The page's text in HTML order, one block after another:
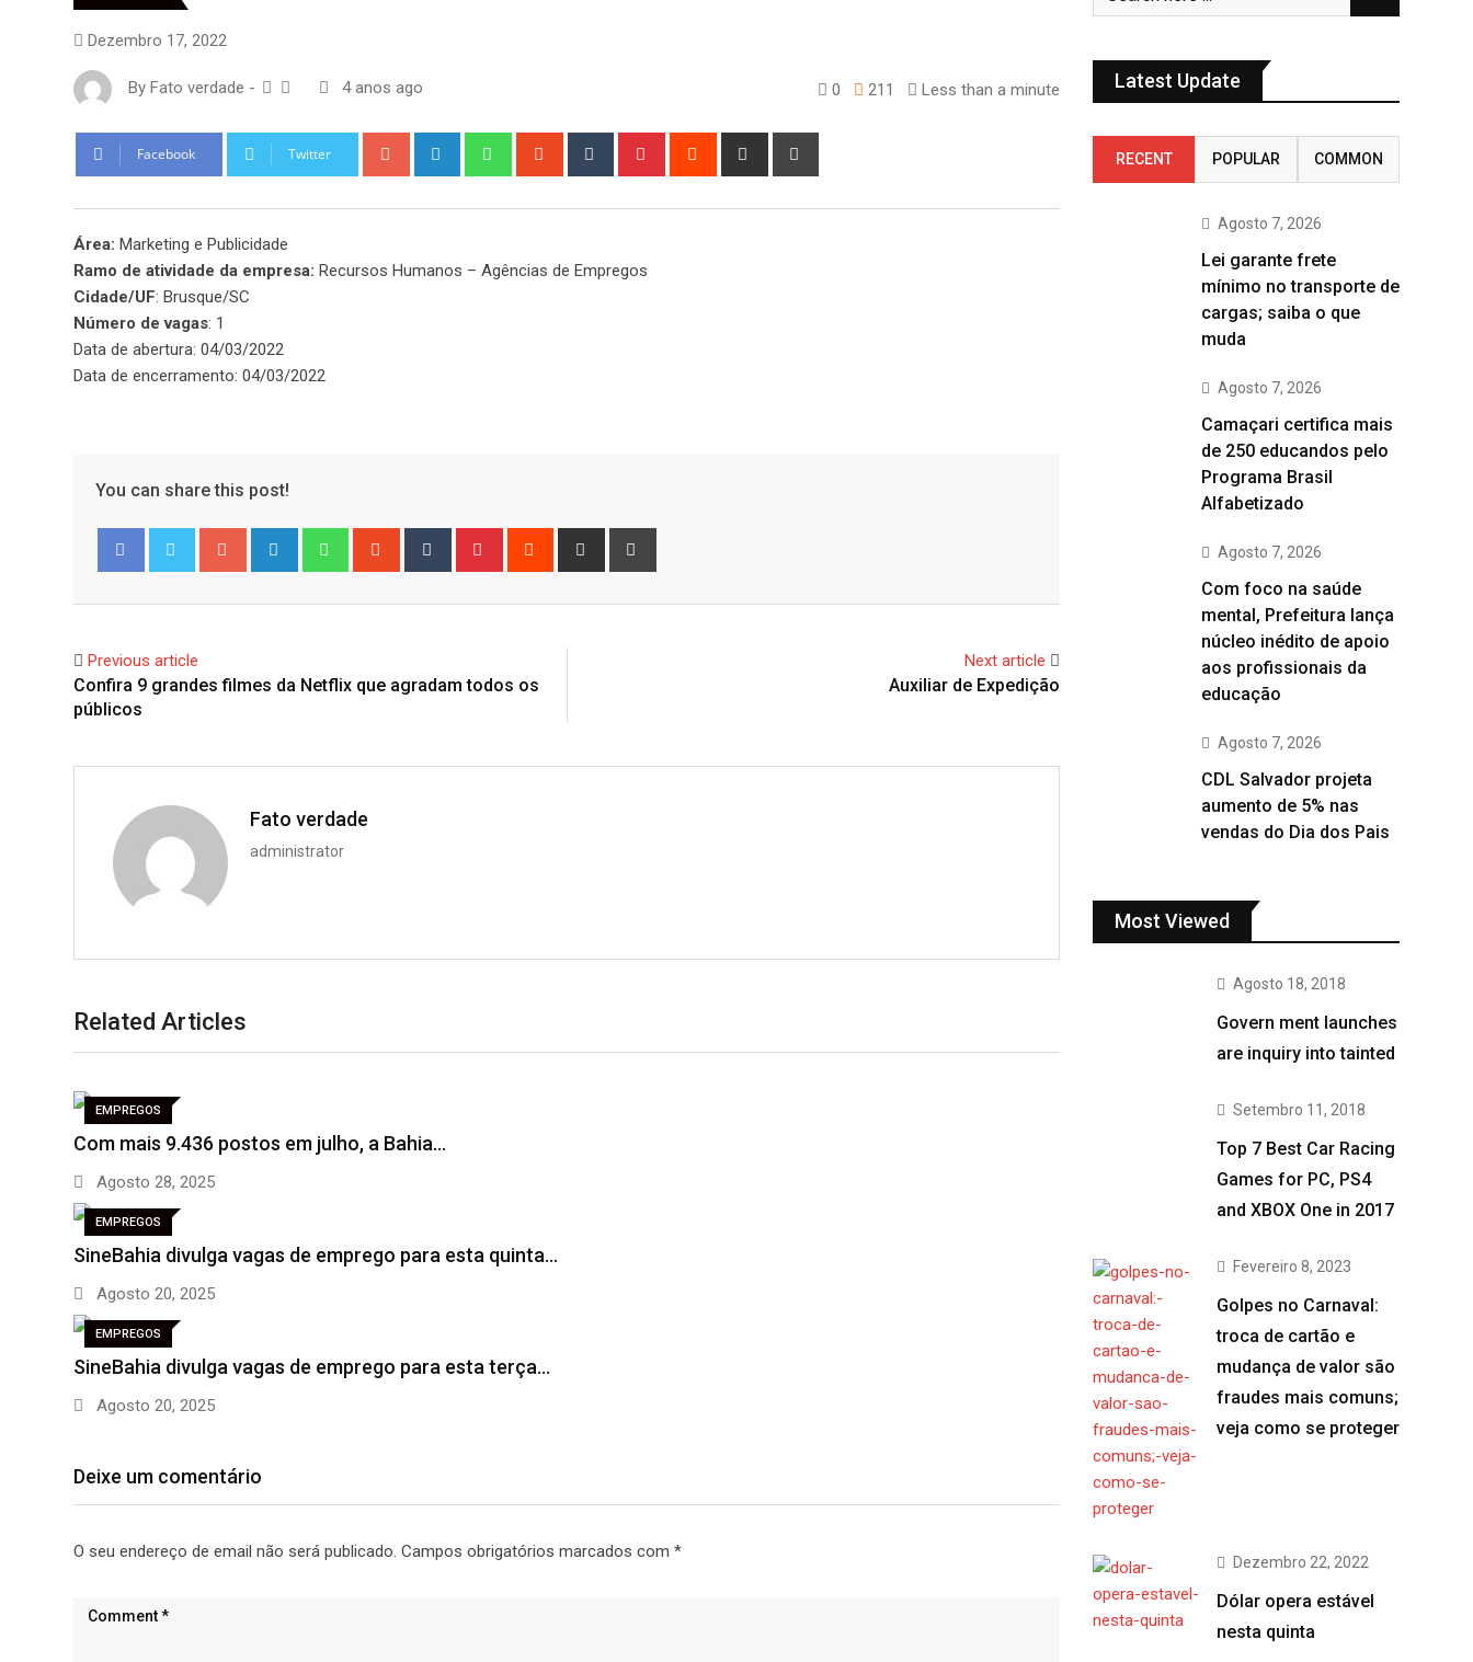
Dezembro 17, 2022
By Fato verdade - 4 anos ago 0 211 Less than a minute
Facebook Twitter Google+ LinkedIn WhatsappStumbleUpon
Tumblr Pinterest Reddit
Share
Área: Marketing e Publicidade
Ramo de atividade da empresa: Recursos Humanos – Agências de Empregos
Cidade/UF: Brusque/SC
Número de vagas: 1
Data de abertura: 04/03/2022
Data de encerramento: 04/03/2022
You can share this post!
Google+ LinkedIn WhatsappStumbleUpon
Tumblr Pinterest Reddit
Share
Previous article
Confira 9 grandes filmes da Netflix que agradam todos os
públicos
Next article
Auxiliar de Expedição
Fato verdade
administrator
Related Articles
EMPREGOS
Com mais 9.436 postos em julho, a Bahia…
Agosto 28, 2025
EMPREGOS
SineBahia divulga vagas de emprego para esta quinta…
Agosto 20, 2025
EMPREGOS
SineBahia divulga vagas de emprego para esta terça…
Agosto 20, 2025
Deixe um comentário
O seu endereço de email não será publicado. Campos obrigatórios marcados com *
Latest Update
RECENT POPULAR COMMON
Agosto 7, 2026
Lei garante frete
mínimo no transporte de
cargas; saiba o que
muda
Agosto 7, 2026
Camaçari certifica mais
de 250 educandos pelo
Programa Brasil
Alfabetizado
Agosto 7, 2026
Com foco na saúde
mental, Prefeitura lança
núcleo inédito de apoio
aos profissionais da
educação
Agosto 7, 2026
CDL Salvador projeta
aumento de 5% nas
vendas do Dia dos Pais
Most Viewed
Agosto 18, 2018
Govern ment launches
are inquiry into tainted
Setembro 11, 2018
Top 7 Best Car Racing
Games for PC, PS4
and XBOX One in 2017
Fevereiro 8, 2023
Golpes no Carnaval:
troca de cartão e
mudança de valor são
fraudes mais comuns;
veja como se proteger
Dezembro 22, 2022
Dólar opera estável
nesta quinta